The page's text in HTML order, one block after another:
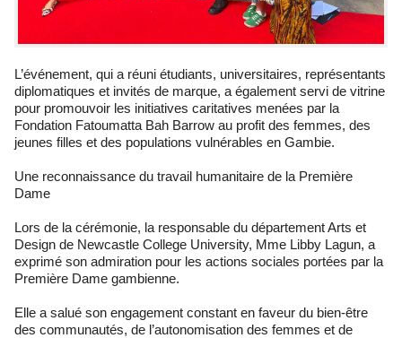
L’événement, qui a réuni étudiants, universitaires, représentants
diplomatiques et invités de marque, a également servi de vitrine
pour promouvoir les initiatives caritatives menées par la
Fondation Fatoumatta Bah Barrow au profit des femmes, des
jeunes filles et des populations vulnérables en Gambie.
Une reconnaissance du travail humanitaire de la Première
Dame
Lors de la cérémonie, la responsable du département Arts et
Design de Newcastle College University, Mme Libby Lagun, a
exprimé son admiration pour les actions sociales portées par la
Première Dame gambienne.
Elle a salué son engagement constant en faveur du bien-être
des communautés, de l’autonomisation des femmes et de